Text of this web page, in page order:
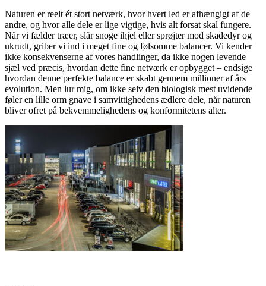
Naturen er reelt ét stort netværk, hvor hvert led er afhængigt af de
andre, og hvor alle dele er lige vigtige, hvis alt forsat skal fungere.
Når vi fælder træer, slår snoge ihjel eller sprøjter mod skadedyr og
ukrudt, griber vi ind i meget fine og følsomme balancer. Vi kender
ikke konsekvenserne af vores handlinger, da ikke nogen levende
sjæl ved præcis, hvordan dette fine netværk er opbygget – endsige
hvordan denne perfekte balance er skabt gennem millioner af års
evolution. Men lur mig, om ikke selv den biologisk mest uvidende
føler en lille orm gnave i samvittighedens ædlere dele, når naturen
bliver ofret på bekvemmelighedens og konformitetens alter.